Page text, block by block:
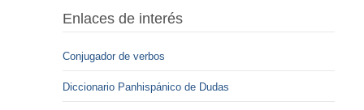
Enlaces de interés
Conjugador de verbos
Diccionario Panhispánico de Dudas